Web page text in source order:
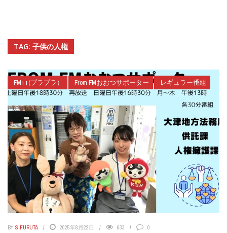
TAG: 子供の人権
FM++(プラプラ） From FMおおつサポーター レギュラー番組
BY S.FURUTA 2025年8月22日 633 0